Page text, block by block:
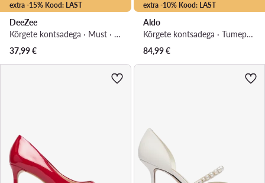
extra -15% Kood: LAST
DeeZee
Kõrgete kontsadega · Must · 9 cm
37,99€
extra -10% Kood: LAST
Aldo
Kõrgete kontsadega · Tumepruun · 7 cm
84,99€